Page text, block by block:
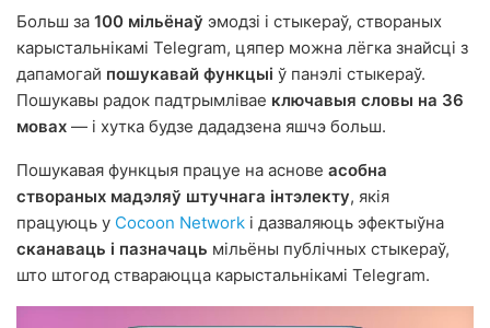
Больш за 100 мільёнаў эмодзі і стыкераў, створаных
карыстальнікамі Telegram, цяпер можна лёгка знайсці з
дапамогай пошукавай функцыі ў панэлі стыкераў.
Пошукавы радок падтрымлівае ключавыя словы на 36
мовах — і хутка будзе дададзена яшчэ больш.
Пошукавая функцыя працуе на аснове асобна
створаных мадэляў штучнага інтэлекту, якія
працуюць у Cocoon Network і дазваляюць эфектыўна
сканаваць і пазначаць мільёны публічных стыкераў,
што штогод ствараюцца карыстальнікамі Telegram.